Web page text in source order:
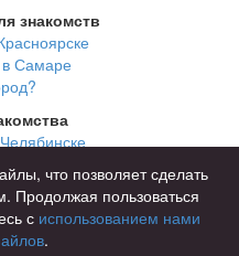
знакомств
в Самаре
в Омске
Новгороде
что позволяет сделать
Продолжая пользоваться
с использованием нами
.